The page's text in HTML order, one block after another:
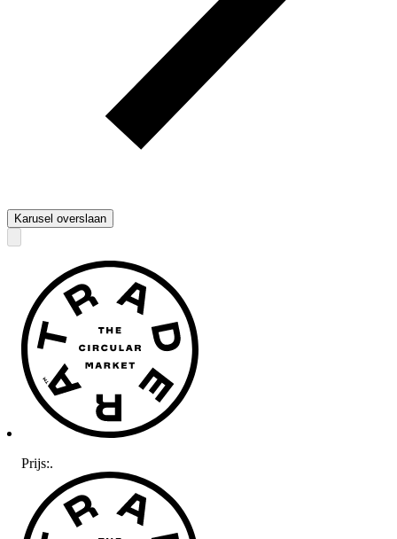
Karusel overslaan
Prijs:.